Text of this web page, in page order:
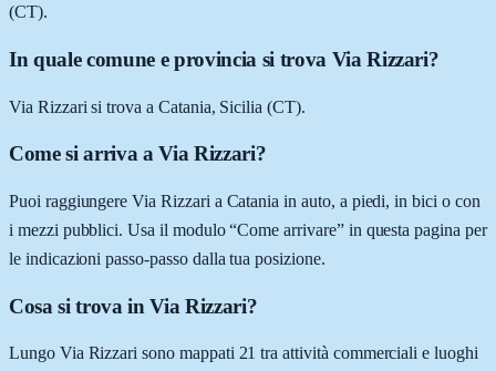
(CT).
In quale comune e provincia si trova Via Rizzari?
Via Rizzari si trova a Catania, Sicilia (CT).
Come si arriva a Via Rizzari?
Puoi raggiungere Via Rizzari a Catania in auto, a piedi, in bici o con
i mezzi pubblici. Usa il modulo “Come arrivare” in questa pagina per
le indicazioni passo-passo dalla tua posizione.
Cosa si trova in Via Rizzari?
Lungo Via Rizzari sono mappati 21 tra attività commerciali e luoghi